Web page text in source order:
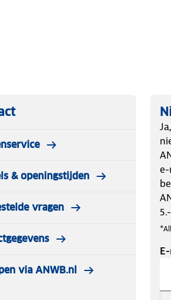
& openingstijden
vragen
via ANWB.nl